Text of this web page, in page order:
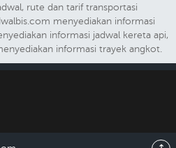
rute dan tarif transportasi
menyediakan informasi
informasi jadwal kereta api,
informasi trayek angkot.